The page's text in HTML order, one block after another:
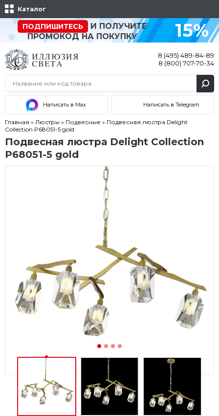
Каталог
ПОДПИШИТЕСЬ
И ПОЛУЧИТЕ
ПРОМОКОД НА ПОКУПКУ
15%
8 (495) 489-84-89
8 (800) 707-70-34
Написать в Max Написать в Telegram
Главная » Люстры » Подвесные » Подвесная люстра Delight
Collection P68051-5 gold
Подвесная люстра Delight Collection
P68051-5 gold